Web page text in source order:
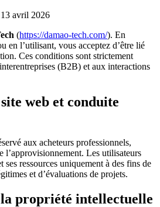
avril 2026
(https://damao-tech.com/). En
en l’utilisant, vous acceptez d’être lié
Ces conditions sont strictement
(B2B) et aux interactions
web et conduite
aux acheteurs professionnels,
l’approvisionnement. Les utilisateurs
ses ressources uniquement à des fins de
et d’évaluations de projets.
propriété intellectuelle